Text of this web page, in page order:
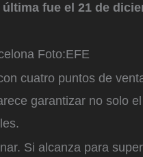
fue el 21 de
Foto:EFE
cuatro puntos de
garantizar no solo
Si alcanza para